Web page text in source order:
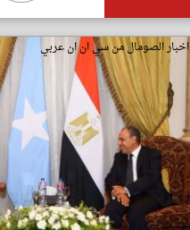
اخبار الصومال من سي ان ان عربي